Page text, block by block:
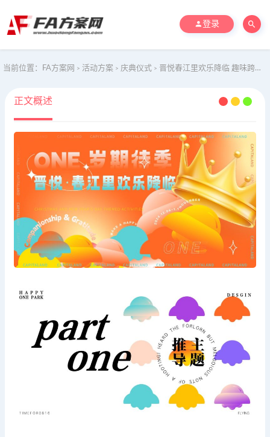
登录
当前位置： FA方案网 > 活动方案 > 庆典仪式 > 晋悦春江里欢乐降临 趣味跨年地产周年庆典活动策划方案
正文概述